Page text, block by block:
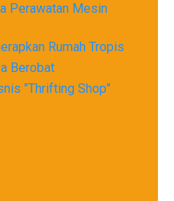
Perawatan Mesin
Rumah Tropis
Berobat
"Thrifting Shop"